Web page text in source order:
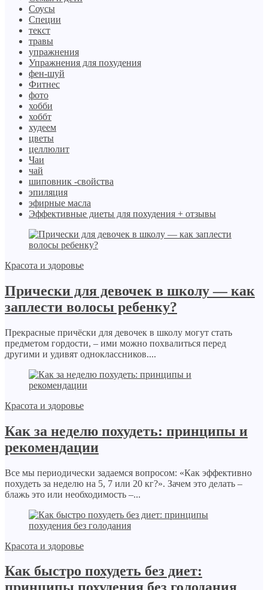
Соусы
Специи
текст
травы
упражнения
Упражнения для похудения
фен-шуй
Фитнес
фото
хобби
хоббт
худеем
цветы
целлюлит
Чаи
чай
шиповник -свойства
эпиляция
эфирные масла
Эффективные диеты для похудения + отзывы
Красота и здоровье
Прически для девочек в школу — как
заплести волосы ребенку?
Прекрасные причёски для девочек в школу могут стать
предметом гордости, – ими можно похвалиться перед
другими и удивят одноклассников....
Красота и здоровье
Как за неделю похудеть: принципы и
рекомендации
Все мы периодически задаемся вопросом: «Как эффективно
похудеть за неделю на 5, 7 или 20 кг?». Зачем это делать –
блажь это или необходимость –...
Красота и здоровье
Как быстро похудеть без диет: